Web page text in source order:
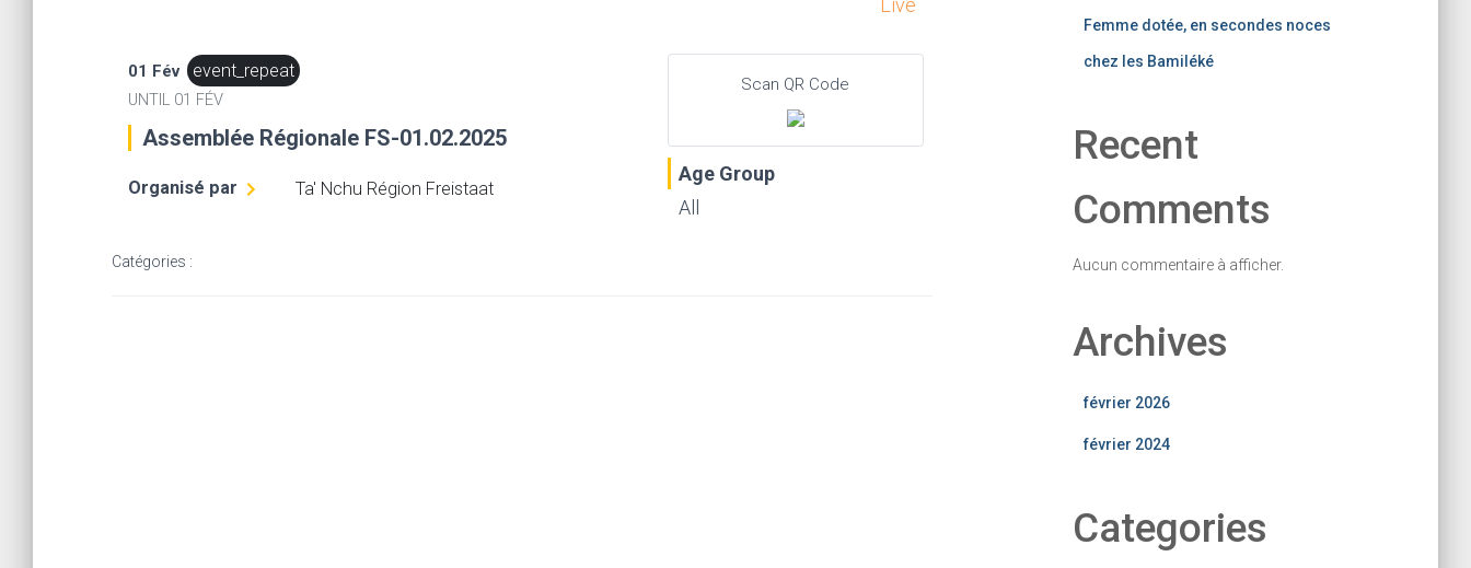
Live
01 Fév event_repeat
UNTIL 01 FÉV
Assemblée Régionale FS-01.02.2025
Organisé par Ta' Nchu Région Freistaat
Scan QR Code
Age Group
All
Catégories :
Femme dotée, en secondes noces
chez les Bamiléké
Recent
Comments
Aucun commentaire à afficher.
Archives
février 2026
février 2024
Categories